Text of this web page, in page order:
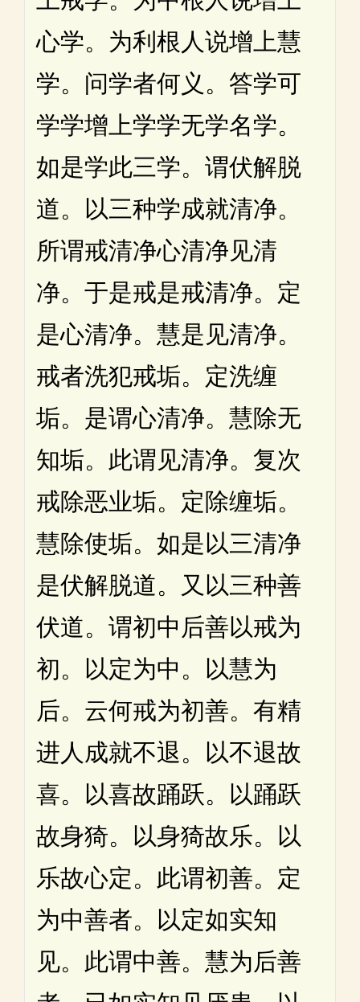
心学。为利根人说增上慧
学。问学者何义。答学可
学学增上学学无学名学。
如是学此三学。谓伏解脱
道。以三种学成就清净。
所谓戒清净心清净见清
净。于是戒是戒清净。定
是心清净。慧是见清净。
戒者洗犯戒垢。定洗缠
垢。是谓心清净。慧除无
知垢。此谓见清净。复次
戒除恶业垢。定除缠垢。
慧除使垢。如是以三清净
是伏解脱道。又以三种善
伏道。谓初中后善以戒为
初。以定为中。以慧为
后。云何戒为初善。有精
进人成就不退。以不退故
喜。以喜故踊跃。以踊跃
故身猗。以身猗故乐。以
乐故心定。此谓初善。定
为中善者。以定如实知
见。此谓中善。慧为后善